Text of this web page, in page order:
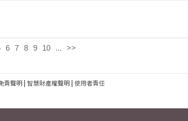
6 7 8 9 10 ... >>
責聲明| 智慧財產權聲明| 使用者責任